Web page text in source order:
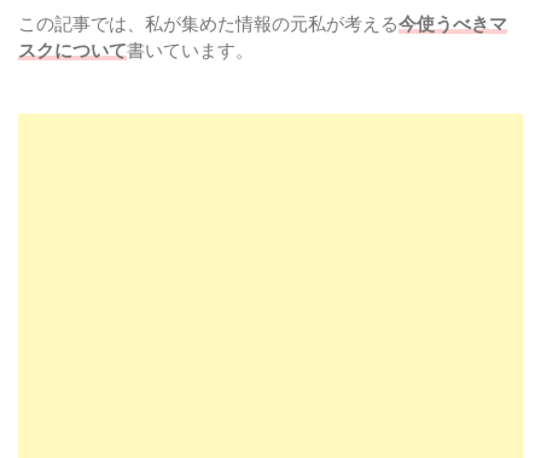
この記事では、私が集めた情報の元私が考える今使うべきマ
スクについて書いています。